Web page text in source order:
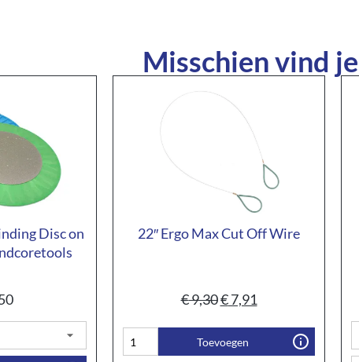
Misschien vind
Disc on
22″ Ergo Max Cut Off Wire
€9,30€7,91
Toevoegen